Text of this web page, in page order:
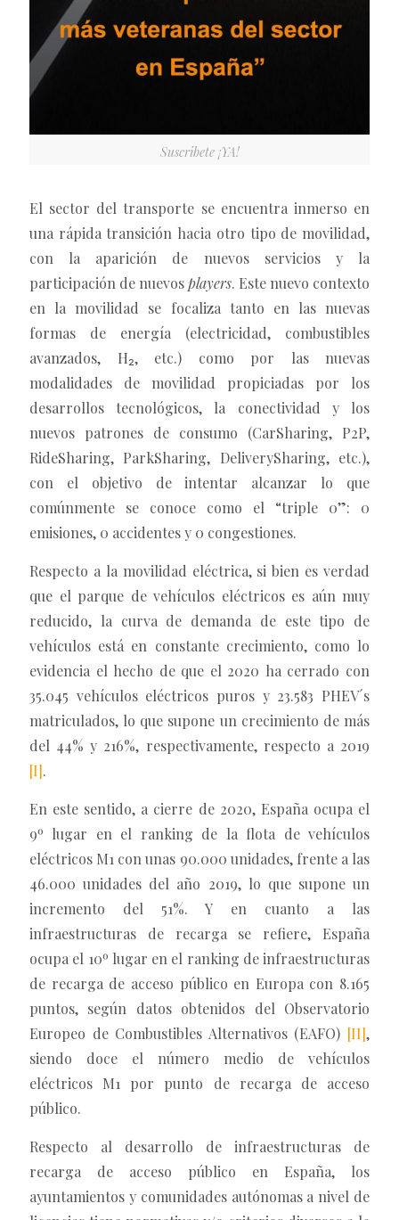
Suscribete ¡YA!
El sector del transporte se encuentra inmerso en
una rápida transición hacia otro tipo de movilidad,
con la aparición de nuevos servicios y la
participación de nuevosplayers. Este nuevo contexto
en la movilidad se focaliza tanto en las nuevas
formas de energía (electricidad, combustibles
avanzados, H₂, etc.) como por las nuevas
modalidades de movilidad propiciadas por los
desarrollos tecnológicos, la conectividad y los
nuevos patrones de consumo (CarSharing, P2P,
RideSharing, ParkSharing, DeliverySharing, etc.),
con el objetivo de intentar alcanzar lo que
comúnmente se conoce como el “triple 0”: 0
emisiones, 0 accidentes y 0 congestiones.
Respecto a la movilidad eléctrica, si bien es verdad
que el parque de vehículos eléctricos es aún muy
reducido, la curva de demanda de este tipo de
vehículos está en constante crecimiento, como lo
evidencia el hecho de que el 2020 ha cerrado con
35.045 vehículos eléctricos puros y 23.583 PHEV´s
matriculados, lo que supone un crecimiento de más
del 44% y 216%, respectivamente, respecto a 2019
[I].
En este sentido, a cierre de 2020, España ocupa el
9º lugar en el ranking de la flota de vehículos
eléctricos M1 con unas 90.000 unidades, frente a las
46.000 unidades del año 2019, lo que supone un
incremento del 51%. Y en cuanto a las
infraestructuras de recarga se refiere, España
ocupa el 10º lugar en el ranking de infraestructuras
de recarga de acceso público en Europa con 8.165
puntos, según datos obtenidos del Observatorio
Europeo de Combustibles Alternativos (EAFO) [II],
siendo doce el número medio de vehículos
eléctricos M1 por punto de recarga de acceso
público.
Respecto al desarrollo de infraestructuras de
recarga de acceso público en España, los
ayuntamientos y comunidades autónomas a nivel de